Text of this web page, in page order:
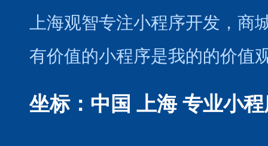
上海观智专注小程序开发 ，商
有价值的小程序是我的的价值
坐标：中国 上海 专业小